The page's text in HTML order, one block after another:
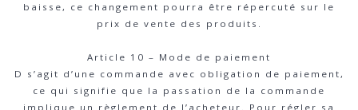
baisse, ce changement pourra être répercuté sur le
prix de vente des produits.
Article 10 – Mode de paiement
D s’agit d’une commande avec obligation de paiement,
ce qui signifie que la passation de la commande
implique un règlement de l’acheteur. Pour régler sa